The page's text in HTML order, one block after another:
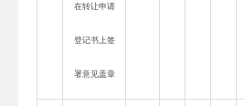
在转让申请
登记书上签
署意见盖章